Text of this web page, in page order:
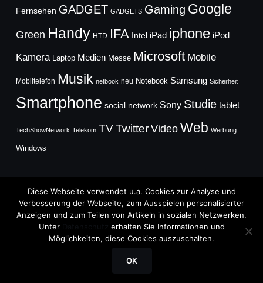
Fernsehen GADGET GADGETS Gaming Google
Green Handy HTD IFA Intel iPad iphone iPod
Kamera Laptop Medien Messe Microsoft Mobile
Mobiltelefon Musik netbook neu Notebook Samsung Sicherheit
Smartphone social network Sony Studie tablet
TechShowNetwork Telekom TVTwitter Video Web Werbung
Windows
Copyright © 2026
TechFieber Blog
Diese Webseite verwendet u.a. Cookies zur Analyse und
Verbesserung der Webseite, zum Ausspielen personalisierter
Anzeigen und zum Teilen von Artikeln in sozialen Netzwerken.
Unter
erhalten Sie Informationen und
Möglichkeiten, diese Cookies auszuschalten.
OK